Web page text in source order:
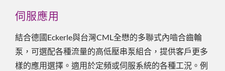
伺服應用
結合德國Eckerle與台灣CML全懋的多聯式內嚙合齒輪
泵，可選配各種流量的高低壓串泵組合，提供客戶更多
樣的應用選擇。適用於定頻或伺服系統的各種工況。例